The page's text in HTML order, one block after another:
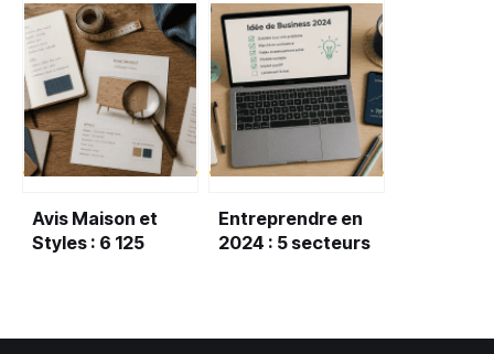
craquer pour leurs
meubles design à
prix cassés ?
3 critères pour
choisir le bon
gabarit sans
déformer vos
designs
Avis Maison et
Styles : 6 125
de votre
Entreprendre en
2024 : 5 secteurs
projet